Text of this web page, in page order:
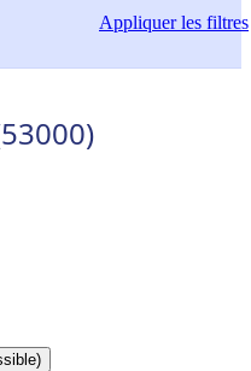
Appliquerles filtres